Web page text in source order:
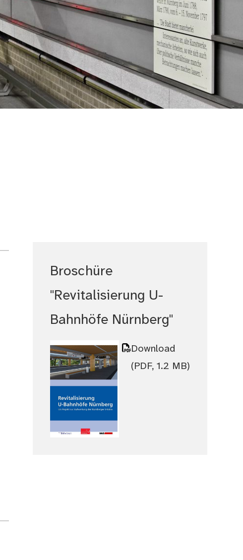
Broschüre
"Revitalisierung U-
Bahnhöfe Nürnberg"
Download
(PDF, 1.2 MB)